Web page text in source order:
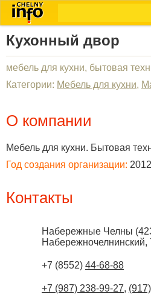
Кухонный двор
мебель для кухни, бытовая
Категории: Мебель для кухни,
О компании
Мебель для кухни. Бытовая
Год создания организации: 2012
Контакты
Набережные Челны (
Набережночелнинский,
+7 (8552) 44-68-88
+7 (987) 238-99-27,